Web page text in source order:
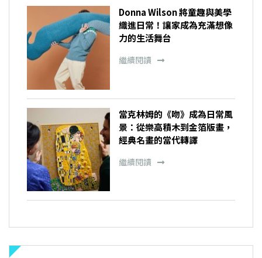
Donna Wilson 將童趣與美學
織進日常！讓家成為充滿想像
力的生活舞台
繼續閱讀
當克林姆的《吻》成為日常風
景：從樂高積木到金箔版畫，
經典名畫的當代轉譯
繼續閱讀